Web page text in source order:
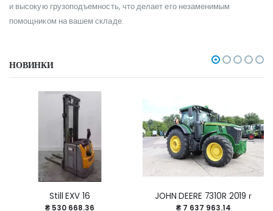
и высокую грузоподъемность, что делает его незаменимым
помощником на вашем складе.
НОВИНКИ
Still EXV 16
₴ 530 668.36
JOHN DEERE 7310R 2019 г
₴ 7 637 963.14